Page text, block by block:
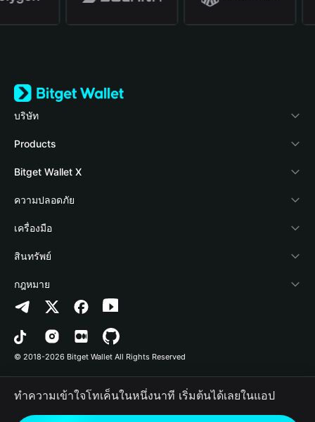
บริษัท
เกี่ยวกับ Bitget Wallet
Blog
Academy
ข่าวสารด้านคริปโต
ศูนย์ช่วยเหลือ
ติดต่อเรา
ทรัพยากรข้อมูลของแบรนด์
อาชีพ
Products
Crypto Card
Stablecoin Earn
Payfi Crypto
Crypto Swap API
Altcoin Season Index
Prediction Markets
DApp
RWA
Bitget Wallet X
นักพัฒนา
เชื่อมต่อ Wallet
Bitget Wallet Pay
ลิสต์โปรเจกต์
ความปลอดภัย
Protection Fund
เทคโนโลยีความปลอดภัย
เครื่องมือ
ซื้อคริปโต
การตรวจจับการอนุญาต
การตรวจจับสัญญา
การโอนเป็นชุด
สินทรัพย์
Arbitrum
Avalanche
Bitcoin
Polygon
กฎหมาย
นโยบายความเป็นส่วนตัว
ข้อตกลงในการใช้บริการ
© 2018-2026 Bitget Wallet All Rights Reserved
ทำความเข้าใจโทเค็นในหนึ่งนาที เริ่มต้นได้เลยในแอป